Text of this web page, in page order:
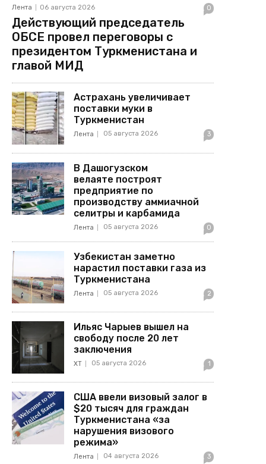
Лента 06 августа 2026 0
Действующий председатель
ОБСЕ провел переговоры с
президентом Туркменистана и
главой МИД
Астрахань увеличивает
поставки муки в
Туркменистан
Лента 05 августа 2026 3
В Дашогузском
велаяте построят
предприятие по
производству аммиачной
селитры и карбамида
Лента 05 августа 2026 0
Узбекистан заметно
нарастил поставки газа из
Туркменистана
Лента 05 августа 2026 2
Ильяс Чарыев вышел на
свободу после 20 лет
заключения
ХТ 05 августа 2026 1
США ввели визовый залог в
$20 тысяч для граждан
Туркменистана «за
нарушения визового
режима»
Лента 04 августа 2026 3